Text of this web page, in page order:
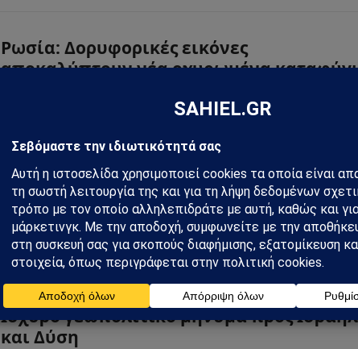
Ρωσία: Δορυφορικές εικόνες
αποκαλύπτουν νέα οχυρωμένα
για βαθύτερο πόλεμο φθοράς
Νέες δορυφορικές εικόνες δείχνουν ότι η Ρωσία ενισχύει την
αεροπορική βάση Μαρίνοφκα με οχυρωμένα καταφύγια, καθώς
αυξάνονται οι ουκρανικές επιθέσεις μεγάλης εμβέλειας.
Τουρκία – Χαμάς: Ο Χακάν Φιντάν
συναντήθηκε με τον νέο ηγέτη της Χαμάς
Ισχυρό γεωπολιτικό μήνυμα προς Ισραήλ
και Δύση